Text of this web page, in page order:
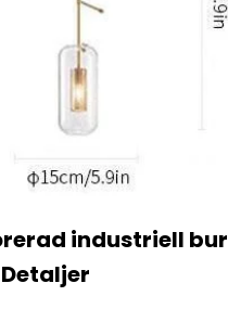
industriell bur